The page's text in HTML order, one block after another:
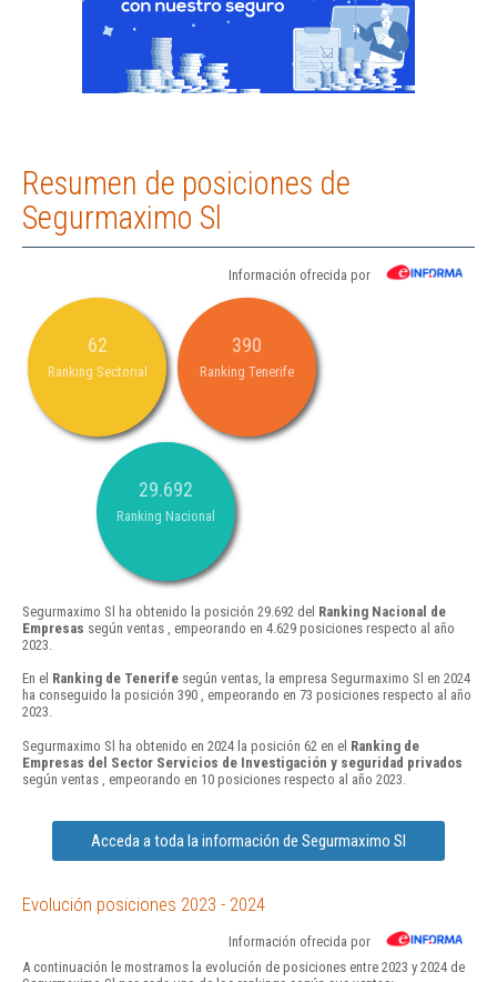
Resumen de posiciones de
Segurmaximo Sl
Información ofrecida por
62
Ranking Sectorial
390
Ranking Tenerife
29.692
Ranking Nacional
Segurmaximo Sl ha obtenido la posición 29.692 del Ranking Nacional de
Empresas según ventas , empeorando en 4.629 posiciones respecto al año
2023.
En el Ranking de Tenerife según ventas, la empresa Segurmaximo Sl en 2024
ha conseguido la posición 390 , empeorando en 73 posiciones respecto al año
2023.
Segurmaximo Sl ha obtenido en 2024 la posición 62 en el Ranking de
Empresas del Sector Servicios de Investigación y seguridad privados
según ventas , empeorando en 10 posiciones respecto al año 2023.
Acceda a toda la información de Segurmaximo Sl
Evolución posiciones 2023 - 2024
Información ofrecida por
A continuación le mostramos la evolución de posiciones entre 2023 y 2024 de